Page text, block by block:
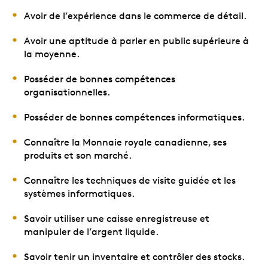
Avoir de l’expérience dans le commerce de détail.
Avoir une aptitude à parler en public supérieure à
la moyenne.
Posséder de bonnes compétences
organisationnelles.
Posséder de bonnes compétences informatiques.
Connaître la Monnaie royale canadienne, ses
produits et son marché.
Connaître les techniques de visite guidée et les
systèmes informatiques.
Savoir utiliser une caisse enregistreuse et
manipuler de l’argent liquide.
Savoir tenir un inventaire et contrôler des stocks.